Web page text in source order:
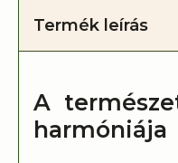
Termék leírás
A
harmóniája